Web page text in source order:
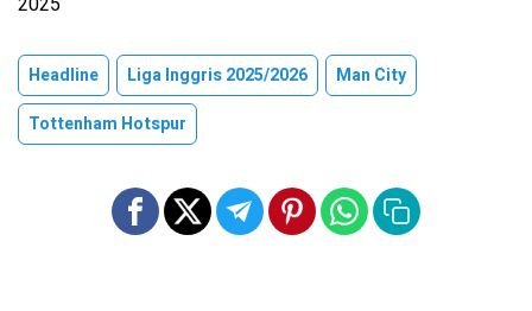
Headline Liga Inggris 2025/2026
Man City
Tottenham Hotspur